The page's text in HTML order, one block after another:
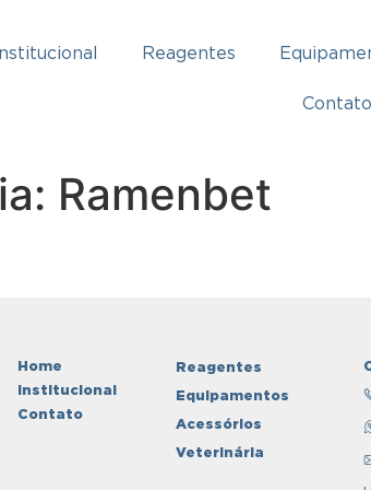
Institucional Reagentes
Contato
Ramenbet
Home
Institucional
Contato
Reagentes
Equipamentos
Acessórios
Veterinária